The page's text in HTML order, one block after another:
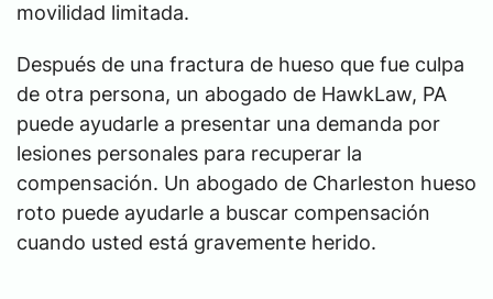
movilidad limitada.
Después de una fractura de hueso que fue culpa
de otra persona, un abogado de HawkLaw, PA
puede ayudarle a presentar una demanda por
lesiones personales para recuperar la
compensación. Un abogado de Charleston hueso
roto puede ayudarle a buscar compensación
cuando usted está gravemente herido.